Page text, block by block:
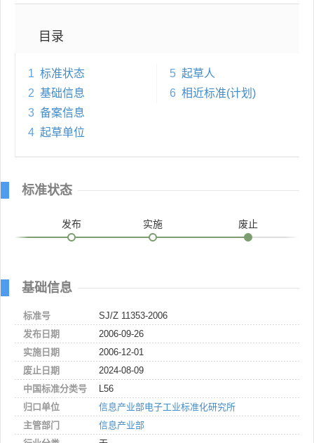
目录
1 标准状态
2 基础信息
3 备案信息
4 起草单位
5 起草人
6 相近标准(计划)
标准状态
发布 实施 废止
基础信息
标准号
SJ/Z 11353-2006
发布日期
2006-09-26
实施日期
2006-12-01
废止日期
2024-08-09
中国标准分类号
L56
归口单位
信息产业部电子工业标准化研究所
主管部门
信息产业部